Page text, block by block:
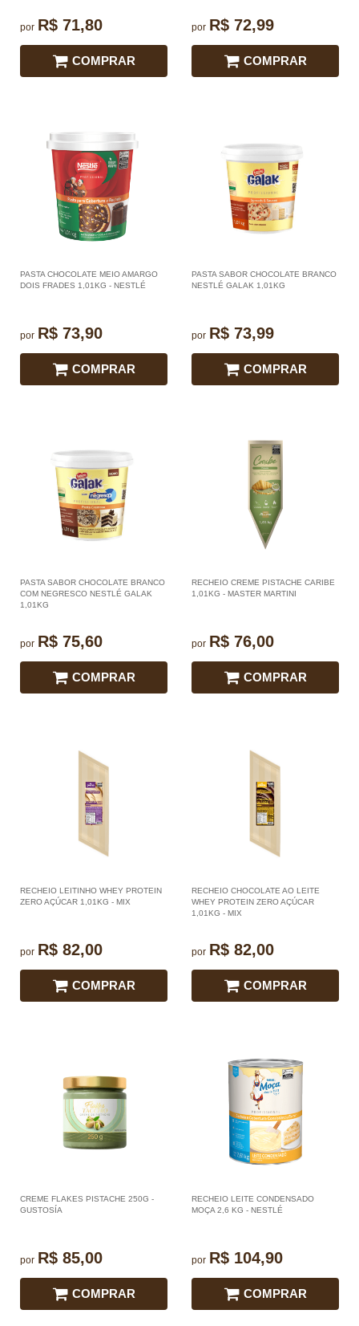
por R$ 71,80
COMPRAR
por R$ 72,99
COMPRAR
PASTA CHOCOLATE MEIO AMARGO
DOIS FRADES 1,01KG - NESTLÉ
por R$ 73,90
COMPRAR
PASTA SABOR CHOCOLATE BRANCO
NESTLÉ GALAK 1,01KG
por R$ 73,99
COMPRAR
PASTA SABOR CHOCOLATE BRANCO
COM NEGRESCO NESTLÉ GALAK
1,01KG
por R$ 75,60
COMPRAR
RECHEIO CREME PISTACHE CARIBE
1,01KG - MASTER MARTINI
por R$ 76,00
COMPRAR
RECHEIO LEITINHO WHEY PROTEIN
ZERO AÇÚCAR 1,01KG - MIX
por R$ 82,00
COMPRAR
RECHEIO CHOCOLATE AO LEITE
WHEY PROTEIN ZERO AÇÚCAR
1,01KG - MIX
por R$ 82,00
COMPRAR
CREME FLAKES PISTACHE 250G -
GUSTOSÍA
por R$ 85,00
COMPRAR
RECHEIO LEITE CONDENSADO
MOÇA 2,6 KG - NESTLÉ
por R$ 104,90
COMPRAR